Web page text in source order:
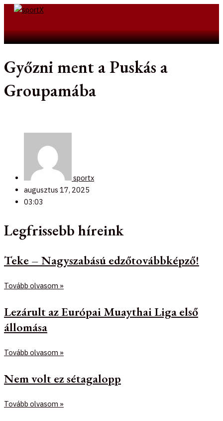
Skip
Győzni ment a Puskás a
Groupamába
sportx
augusztus 17, 2025
03:03
Legfrissebb híreink
Teke – Nagyszabású edzőtovábbképző!
Tovább olvasom »
Lezárult az Európai Muaythai Liga első
állomása
Tovább olvasom »
Nem volt ez sétagalopp
Tovább olvasom »